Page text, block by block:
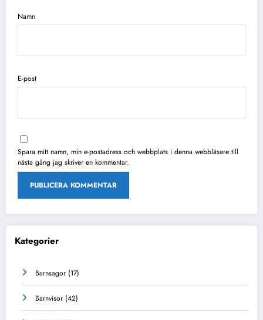
Namn
E-post
Spara mitt namn, min e-postadress och webbplats i denna webbläsare till
nästa gång jag skriver en kommentar.
Kategorier
Barnsagor (17)
Barnvisor (42)